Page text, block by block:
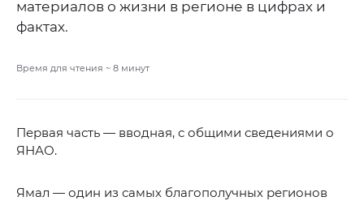
материалов о жизни в регионе в цифрах и
фактах.
Время для чтения ~ 8 минут
Первая часть — вводная, с общими сведениями о
ЯНАО.
Ямал — один из самых благополучных регионов